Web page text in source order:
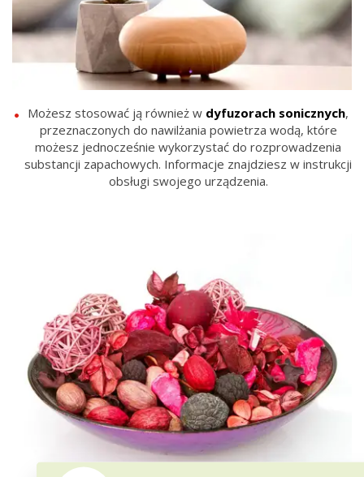
Możesz stosować ją również w dyfuzorach sonicznych,
przeznaczonych do nawilżania powietrza wodą, które
możesz jednocześnie wykorzystać do rozprowadzenia
substancji zapachowych. Informacje znajdziesz w instrukcji
obsługi swojego urządzenia.